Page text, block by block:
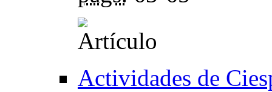
Actividades de